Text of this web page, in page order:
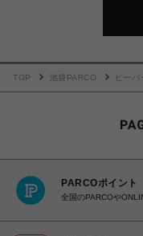
TOP 池袋PARCO ビーバ
PARCOポイント
全国のPARCOや